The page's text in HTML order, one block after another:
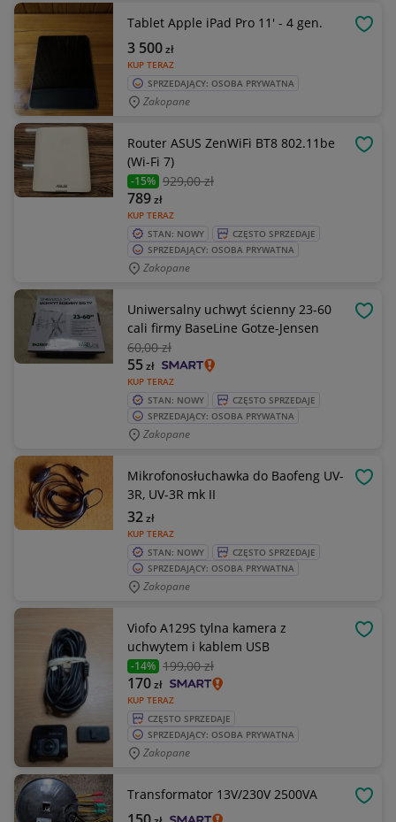
Tablet Apple iPad Pro 11' - 4 gen.
KUP TERAZ
3 500zł
SPRZEDAJĄCY: OSOBA PRYWATNA
Zakopane
Router ASUS ZenWiFi BT8 802.11be
(Wi-Fi 7)
-15% 929,00 zł
KUP TERAZ
789zł
STAN: NOWY
CZĘSTO SPRZEDAJE
SPRZEDAJĄCY: OSOBA PRYWATNA
Zakopane
Uniwersalny uchwyt ścienny 23-60
cali firmy BaseLine Gotze-Jensen
60,00 zł
KUP TERAZ
55zł
STAN: NOWY
CZĘSTO SPRZEDAJE
SPRZEDAJĄCY: OSOBA PRYWATNA
Zakopane
Mikrofonosłuchawka do Baofeng UV-
3R, UV-3R mk II
KUP TERAZ
32zł
STAN: NOWY
CZĘSTO SPRZEDAJE
SPRZEDAJĄCY: OSOBA PRYWATNA
Zakopane
Viofo A129S tylna kamera z
uchwytem i kablem USB
-14% 199,00 zł
KUP TERAZ
170zł
CZĘSTO SPRZEDAJE
SPRZEDAJĄCY: OSOBA PRYWATNA
Zakopane
Transformator 13V/230V 2500VA